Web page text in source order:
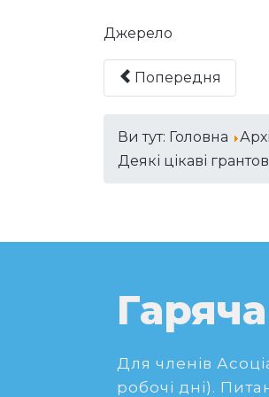
Джерело
Попередня
Ви тут: Головна
Деякі цікаві
Гаряча
Для членів
робочі дні).